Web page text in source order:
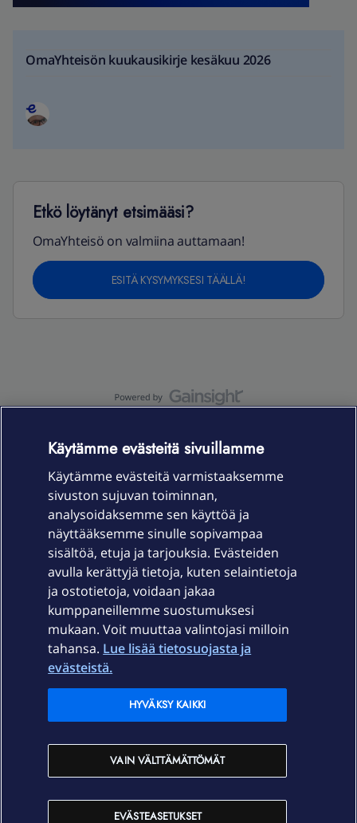
OmaYhteisön kuukausikirje kesäkuu 2026
Etkö löytänyt etsimääsi?
OmaYhteisö on valmiina auttamaan!
ESITÄ KYSYMYKSESI TÄÄLLÄ!
Laitteet & liittymät
Palvelut
Ajankohtaista
Elisa Oyj
In English
Käytämme evästeitä sivuillamme
Käytämme evästeitä varmistaaksemme
sivuston sujuvan toiminnan,
analysoidaksemme sen käyttöä ja
näyttääksemme sinulle sopivampaa
sisältöä, etuja ja tarjouksia. Evästeiden
avulla kerättyjä tietoja, kuten selaintietoja
ja ostotietoja, voidaan jakaa
kumppaneillemme suostumuksesi
mukaan. Voit muuttaa valintojasi milloin
tahansa. Lue lisää tietosuojasta ja
evästeistä.
EVÄSTEASETUKSET
VAIN VÄLTTÄMÄTTÖMÄT
HYVÄKSY KAIKKI